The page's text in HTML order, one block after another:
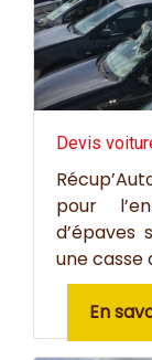
Devis
pour
d’épaves
une casse
En